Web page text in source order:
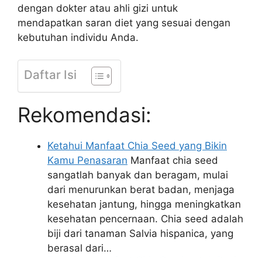
dengan dokter atau ahli gizi untuk
mendapatkan saran diet yang sesuai dengan
kebutuhan individu Anda.
Daftar Isi
Rekomendasi:
Ketahui Manfaat Chia Seed yang Bikin
Kamu Penasaran Manfaat chia seed
sangatlah banyak dan beragam, mulai
dari menurunkan berat badan, menjaga
kesehatan jantung, hingga meningkatkan
kesehatan pencernaan. Chia seed adalah
biji dari tanaman Salvia hispanica, yang
berasal dari…